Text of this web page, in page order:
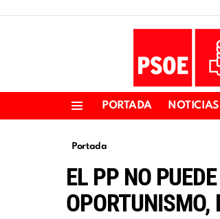
PORTADA NOTICIAS
Portada
EL PP NO
OPORTUNISMO,